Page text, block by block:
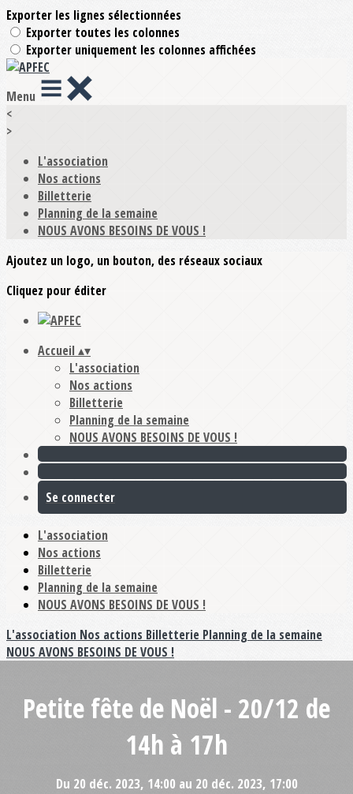
Exporter les lignes sélectionnées
Exporter toutes les colonnes
Exporter uniquement les colonnes affichées
Menu
<
>
L'association
Nos actions
Billetterie
Planning de la semaine
NOUS AVONS BESOINS DE VOUS !
Ajoutez un logo, un bouton, des réseaux sociaux
Cliquez pour éditer
Accueil ▴▾
L'association
Nos actions
Billetterie
Planning de la semaine
NOUS AVONS BESOINS DE VOUS !
Se connecter
L'association
Nos actions
Billetterie
Planning de la semaine
NOUS AVONS BESOINS DE VOUS !
L'association Nos actions Billetterie Planning de la semaine
NOUS AVONS BESOINS DE VOUS !
Petite fête de Noël - 20/12 de
14h à 17h
Du 20 déc. 2023, 14:00 au 20 déc. 2023, 17:00